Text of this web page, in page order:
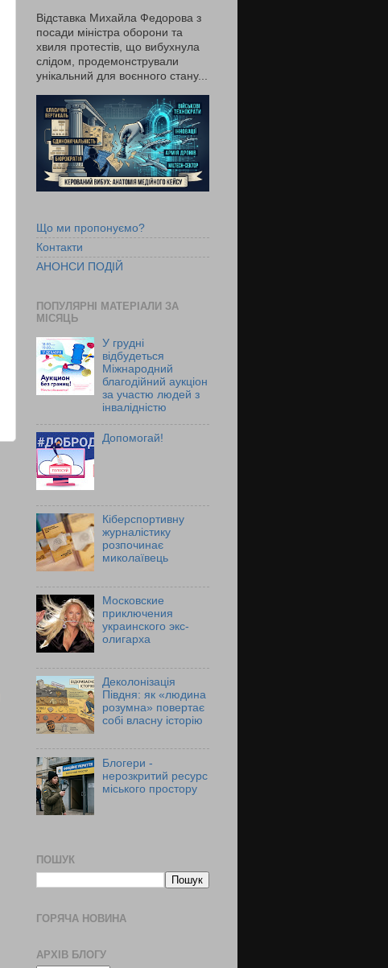
Відставка Михайла Федорова з
посади міністра оборони та
хвиля протестів, що вибухнула
слідом, продемонстрували
унікальний для воєнного стану...
Що ми пропонуємо?
Контакти
АНОНСИ ПОДІЙ
ПОПУЛЯРНІ МАТЕРІАЛИ ЗА
МІСЯЦЬ
У грудні
відбудеться
Міжнародний
благодійний аукціон
за участю людей з
інвалідністю
Допомогай!
Кіберспортивну
журналістику
розпочинає
миколаївець
Московские
приключения
украинского экс-
олигарха
Деколонізація
Півдня: як «людина
розумна» повертає
собі власну історію
Блогери -
нерозкритий ресурс
міського простору
ПОШУК
ГОРЯЧА НОВИНА
АРХІВ БЛОГУ